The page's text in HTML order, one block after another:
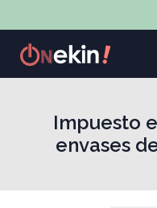
Impuesto
envases